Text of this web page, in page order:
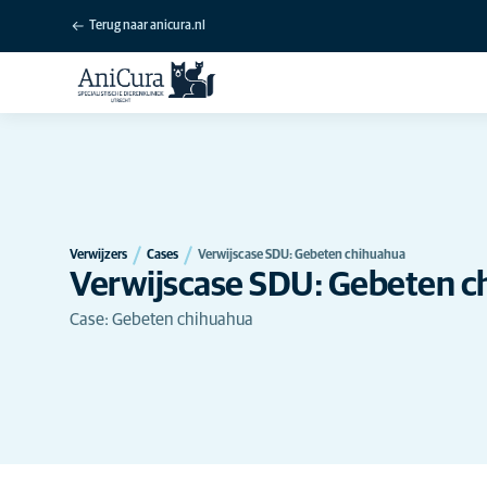
Terug naar anicura.nl
Verwijzers Cases Verwijscase SDU: Gebeten chihuahua
Verwijscase SDU: Gebeten
Case: Gebeten chihuahua